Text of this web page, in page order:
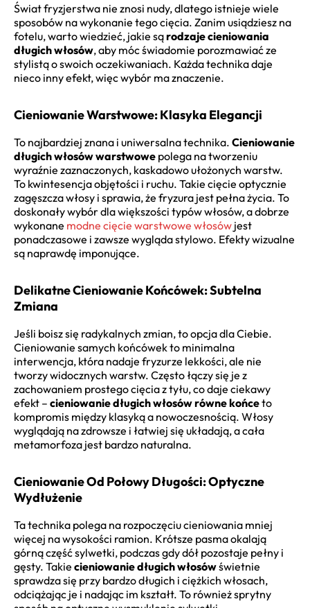
Świat fryzjerstwa nie znosi nudy, dlatego istnieje wiele
sposobów na wykonanie tego cięcia. Zanim usiądziesz na
fotelu, warto wiedzieć, jakie sąrodzaje cieniowania
długich włosów, aby móc świadomie porozmawiać ze
stylistą o swoich oczekiwaniach. Każda technika daje
nieco inny efekt, więc wybór ma znaczenie.
Cieniowanie Warstwowe: Klasyka Elegancji
To najbardziej znana i uniwersalna technika. Cieniowanie
długich włosów warstwowe polega na tworzeniu
wyraźnie zaznaczonych, kaskadowo ułożonych warstw.
To kwintesencja objętości i ruchu. Takie cięcie optycznie
zagęszcza włosy i sprawia, że fryzura jest pełna życia. To
doskonały wybór dla większości typów włosów, a dobrze
wykonane modne cięcie warstwowe włosów jest
ponadczasowe i zawsze wygląda stylowo. Efekty wizualne
są naprawdę imponujące.
Delikatne Cieniowanie Końcówek: Subtelna
Zmiana
Jeśli boisz się radykalnych zmian, to opcja dla Ciebie.
Cieniowanie samych końcówek to minimalna
interwencja, która nadaje fryzurze lekkości, ale nie
tworzy widocznych warstw. Często łączy się je z
zachowaniem prostego cięcia z tyłu, co daje ciekawy
efekt – cieniowanie długich włosów równe końceto
kompromis między klasyką a nowoczesnością. Włosy
wyglądają na zdrowsze i łatwiej się układają, a cała
metamorfoza jest bardzo naturalna.
Cieniowanie Od Połowy Długości: Optyczne
Wydłużenie
Ta technika polega na rozpoczęciu cieniowania mniej
więcej na wysokości ramion. Krótsze pasma okalają
górną część sylwetki, podczas gdy dół pozostaje pełny i
gęsty. Takie cieniowanie długich włosówświetnie
sprawdza się przy bardzo długich i ciężkich włosach,
odciążając je i nadając im kształt. To również sprytny